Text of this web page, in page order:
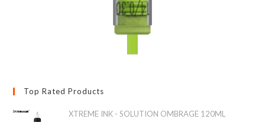
Top Rated Products
XTREME INK - SOLUTION OMBRAGE 120ML